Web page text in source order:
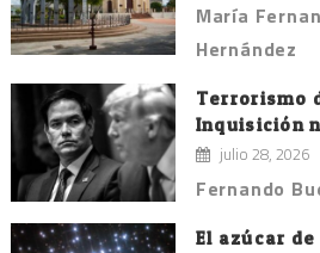
María
Hernández
Terrorismo
Inquisición
julio 28, 2026
Fernando
El azúcar